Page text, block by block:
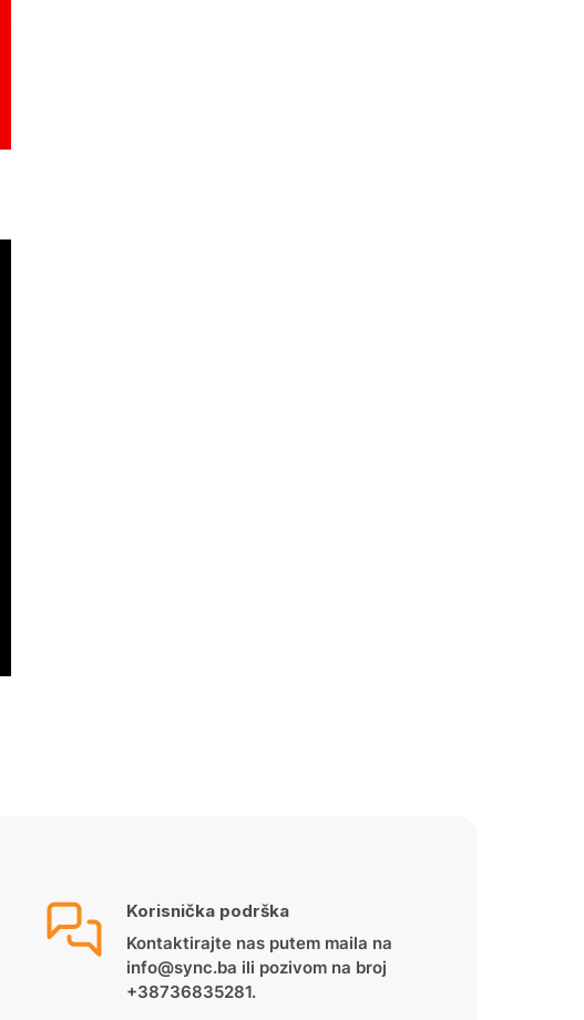
Korisnička podrška
Kontaktirajte nas putem maila na
info@sync.ba ili pozivom na broj
+38736835281.